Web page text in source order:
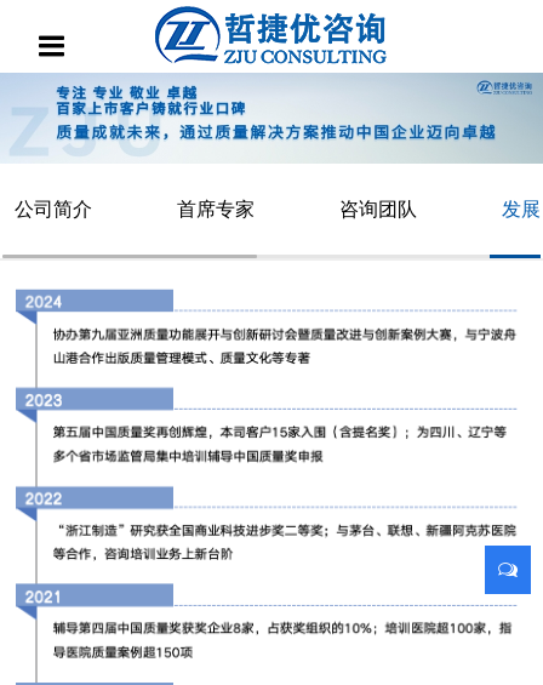
公司简介 首席专家 咨询团队 发